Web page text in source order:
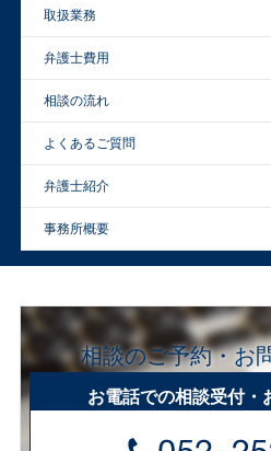
取扱業務
弁護士費用
相談の流れ
よくあるご質問
弁護士紹介
事務所概要
相談のご予約・お
お電話での相談受付・